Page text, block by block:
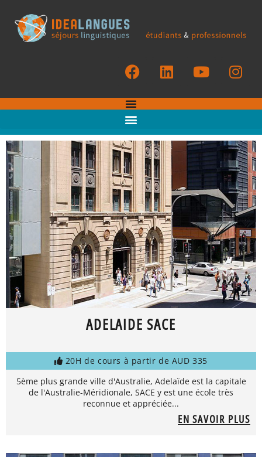
ADELAIDE SACE
20H de cours à partir de AUD 335
5ème plus grande ville d'Australie, Adelaïde est la capitale
de l'Australie-Méridionale, SACE y est une école très
reconnue et appréciée...
EN SAVOIR PLUS